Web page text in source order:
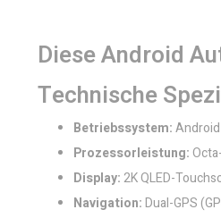
Diese Android
Technische
Betriebssystem:
Prozessorleistung:
Display:2K QLED-
Navigation:Dual-GPS